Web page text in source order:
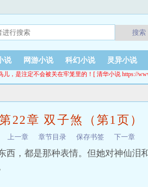
搜索
说 网游小说 科幻小说 灵异小说
儿，是注定不会被关在牢笼里的！[ 清华小说 https://
22章 双子煞（第1页）
上一章 章节目录 保存书签 下一章
西，都是那种表情。但她对神仙泪